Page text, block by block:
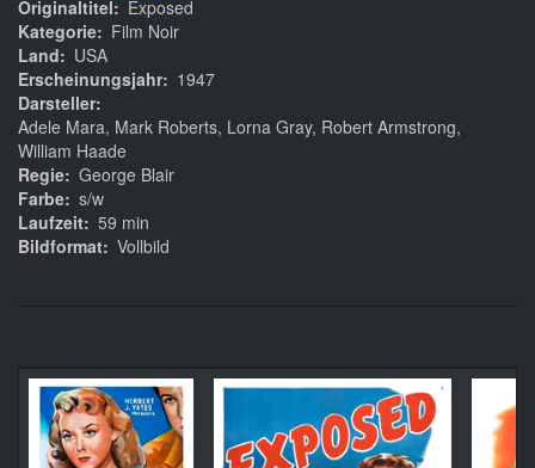
Originaltitel
Exposed
Kategorie
Film Noir
Land
USA
Erscheinungsjahr
1947
Darsteller
Adele Mara, Mark Roberts, Lorna Gray, Robert Armstrong,
William Haade
Regie George Blair
Farbe s/w
Laufzeit 59 min
Bildformat Vollbild